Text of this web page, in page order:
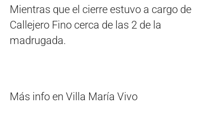
Mientras que el cierre estuvo a cargo de
Callejero Fino cerca de las 2 de la
madrugada.
Más info en Villa María Vivo